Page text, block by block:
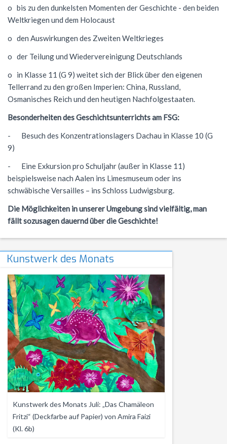
o bis zu den dunkelsten Momenten der Geschichte - den beiden
Weltkriegen und dem Holocaust
o den Auswirkungen des Zweiten Weltkrieges
o der Teilung und Wiedervereinigung Deutschlands
o in Klasse 11 (G 9) weitet sich der Blick über den eigenen
Tellerrand zu den großen Imperien: China, Russland,
Osmanisches Reich und den heutigen Nachfolgestaaten.
Besonderheiten des Geschichtsunterrichts am FSG:
- Besuch des Konzentrationslagers Dachau in Klasse 10 (G
9)
- Eine Exkursion pro Schuljahr (außer in Klasse 11)
beispielsweise nach Aalen ins Limesmuseum oder ins
schwäbische Versailles – ins Schloss Ludwigsburg.
Die Möglichkeiten in unserer Umgebung sind vielfältig, man
fällt sozusagen dauernd über die Geschichte!
Kunstwerk des Monats
Kunstwerk des Monats Juli: „Das Chamäleon
Fritzi“ (Deckfarbe auf Papier) von Amira Faizi
(Kl. 6b)